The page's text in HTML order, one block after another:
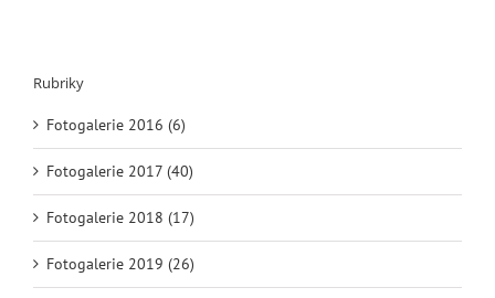
Rubriky
Fotogalerie 2016 (6)
Fotogalerie 2017 (40)
Fotogalerie 2018 (17)
Fotogalerie 2019 (26)